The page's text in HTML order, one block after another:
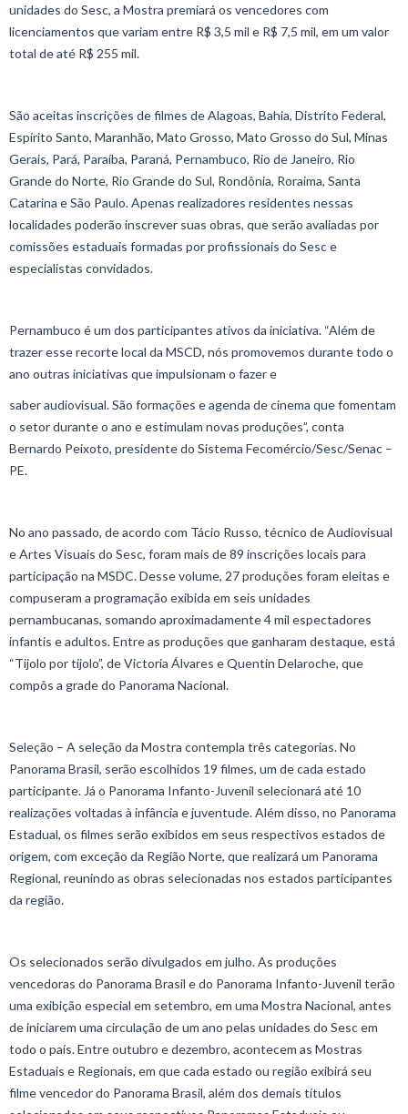
unidades do Sesc, a Mostra premiará os vencedores com
licenciamentos que variam entre R$ 3,5 mil e R$ 7,5 mil, em um valor
total de até R$ 255 mil.
São aceitas inscrições de filmes de Alagoas, Bahia, Distrito Federal,
Espírito Santo, Maranhão, Mato Grosso, Mato Grosso do Sul, Minas
Gerais, Pará, Paraíba, Paraná, Pernambuco, Rio de Janeiro, Rio
Grande do Norte, Rio Grande do Sul, Rondônia, Roraima, Santa
Catarina e São Paulo. Apenas realizadores residentes nessas
localidades poderão inscrever suas obras, que serão avaliadas por
comissões estaduais formadas por profissionais do Sesc e
especialistas convidados.
Pernambuco é um dos participantes ativos da iniciativa. “Além de
trazer esse recorte local da MSCD, nós promovemos durante todo o
ano outras iniciativas que impulsionam o fazer e
saber audiovisual. São formações e agenda de cinema que fomentam
o setor durante o ano e estimulam novas produções”, conta
Bernardo Peixoto, presidente do Sistema Fecomércio/Sesc/Senac –
PE.
No ano passado, de acordo com Tácio Russo, técnico de Audiovisual
e Artes Visuais do Sesc, foram mais de 89 inscrições locais para
participação na MSDC. Desse volume, 27 produções foram eleitas e
compuseram a programação exibida em seis unidades
pernambucanas, somando aproximadamente 4 mil espectadores
infantis e adultos. Entre as produções que ganharam destaque, está
“Tijolo por tijolo”, de Victoria Álvares e Quentin Delaroche, que
compôs a grade do Panorama Nacional.
Seleção – A seleção da Mostra contempla três categorias. No
Panorama Brasil, serão escolhidos 19 filmes, um de cada estado
participante. Já o Panorama Infanto-Juvenil selecionará até 10
realizações voltadas à infância e juventude. Além disso, no Panorama
Estadual, os filmes serão exibidos em seus respectivos estados de
origem, com exceção da Região Norte, que realizará um Panorama
Regional, reunindo as obras selecionadas nos estados participantes
da região.
Os selecionados serão divulgados em julho. As produções
vencedoras do Panorama Brasil e do Panorama Infanto-Juvenil terão
uma exibição especial em setembro, em uma Mostra Nacional, antes
de iniciarem uma circulação de um ano pelas unidades do Sesc em
todo o país. Entre outubro e dezembro, acontecem as Mostras
Estaduais e Regionais, em que cada estado ou região exibirá seu
filme vencedor do Panorama Brasil, além dos demais títulos